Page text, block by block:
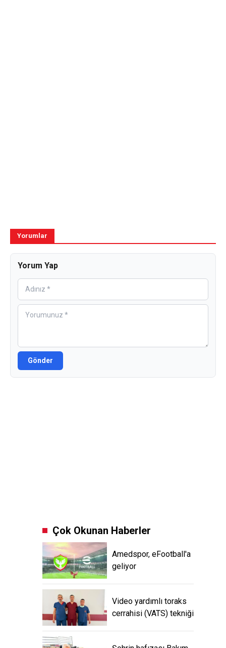
Yorumlar
Yorum Yap
Gönder
Çok Okunan Haberler
Amedspor, eFootball'a
geliyor
Video yardımlı toraks
cerrahisi (VATS) tekniği